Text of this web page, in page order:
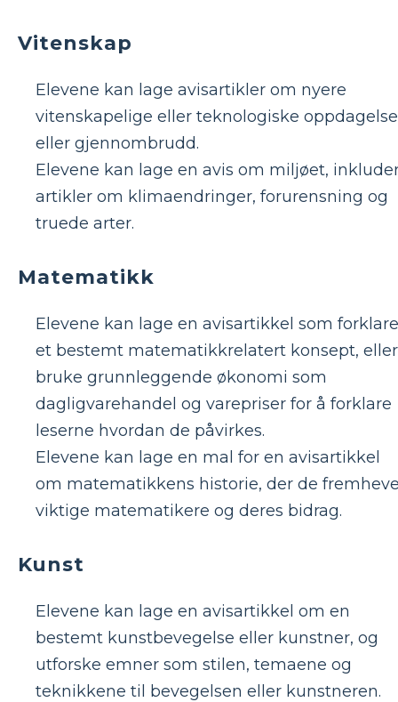
Vitenskap
Elevene kan lage avisartikler om nyere
vitenskapelige eller teknologiske
eller gjennombrudd.
Elevene kan lage en avis om miljøet,
artikler om klimaendringer, forurensning og
truede arter.
Matematikk
Elevene kan lage en avisartikkel som
et bestemt matematikkrelatert konsept, eller
bruke grunnleggende økonomi som
dagligvarehandel og varepriser for å forklare
leserne hvordan de påvirkes.
Elevene kan lage en mal for en avisartikkel
om matematikkens historie, der de
viktige matematikere og deres bidrag.
Kunst
Elevene kan lage en avisartikkel om en
bestemt kunstbevegelse eller kunstner, og
utforske emner som stilen, temaene og
teknikkene til bevegelsen eller kunstneren.